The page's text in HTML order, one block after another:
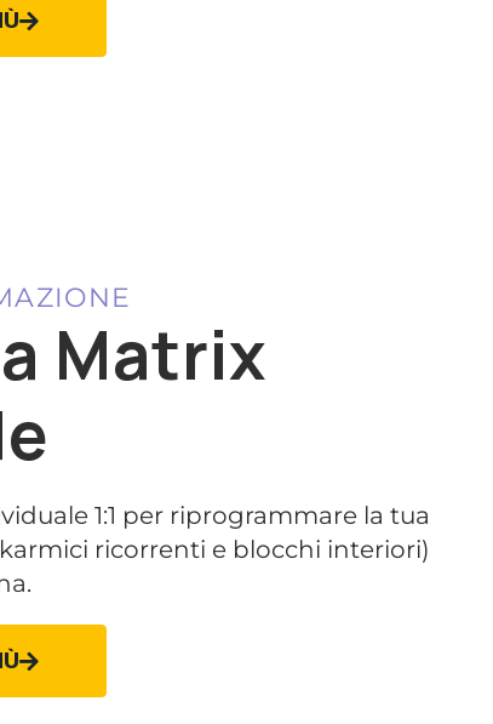
Matrix
1:1 per riprogrammare la tua
ricorrenti e blocchi interiori)